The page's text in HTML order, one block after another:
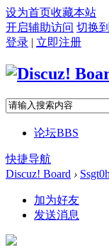
设为首页收藏本站
开启辅助访问 切换
登录 | 立即注册
论坛BBS
快捷导航
Discuz! Board ›
加为好友
发送消息